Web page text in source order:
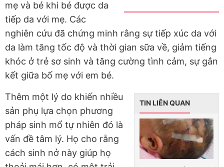
mẹ và bé khi bé được da
tiếp da với mẹ. Các
nghiên cứu đã chứng minh rằng sự tiếp xúc da với
da làm tăng tốc độ và thời gian sữa về, giảm tiếng
khóc ở trẻ sơ sinh và tăng cường tình cảm, sự gắn
kết giữa bố mẹ với em bé.
TIN LIÊN QUAN
Thêm một lý do khiến nhiều
sản phụ lựa chọn phương
pháp sinh mổ tự nhiên đó là
vấn đề tâm lý. Họ cho rằng
cách sinh nở này giúp họ